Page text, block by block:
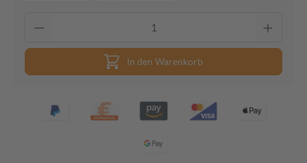
In den Warenkorb